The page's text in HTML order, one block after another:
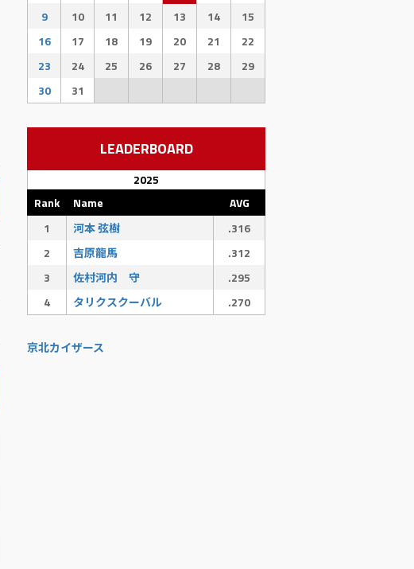
9
10 11 12 13 14
15
16
17 18 19 20 21
22
23
24 25 26 27 28
29
30
31
LEADERBOARD
2025
Rank
Name
AVG
1
河本 弦樹
.316
2
吉原龍馬
.312
3
佐村河内 守
.295
4
タリクスクーバル .270
京北カイザース